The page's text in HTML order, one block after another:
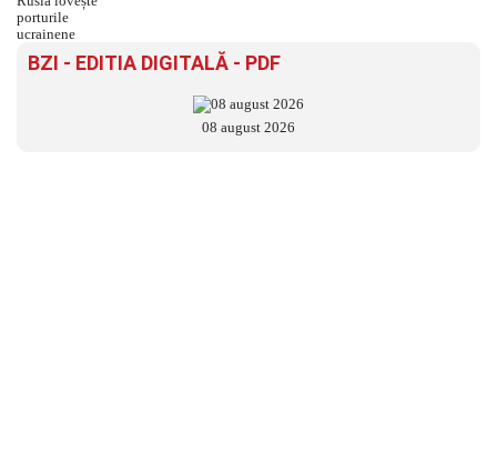
BZI - EDITIA DIGITALĂ - PDF
08 august 2026